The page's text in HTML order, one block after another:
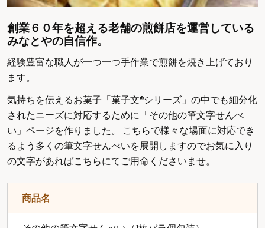
創業６０年を超える老舗の煎餅店を運営している
みなとやの自信作。
経験豊富な職人が一つ一つ手作業で煎餅を焼き上げており
ます。
気持ちを伝えるお菓子「菓子文®シリーズ」の中でも細分化
されたニーズに対応するために「その他の筆文字せんべ
い」ページを作りました。 こちらで様々な場面に対応でき
るよう多くの筆文字せんべいを展開しますのでお気に入り
の文字があればこちらにてご用命くださいませ。
商品名